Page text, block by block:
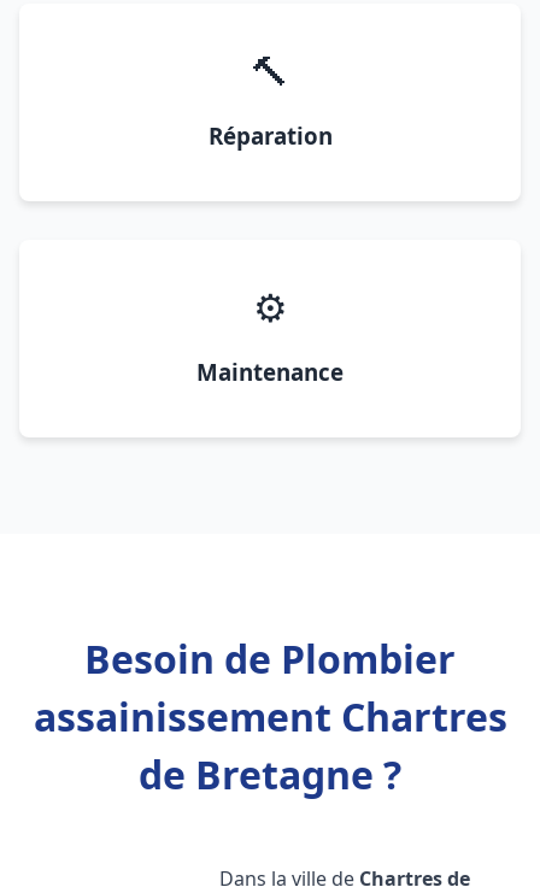
🔨
Réparation
⚙️
Maintenance
Besoin de Plombier
assainissement Chartres
de Bretagne ?
Dans la ville de Chartres de